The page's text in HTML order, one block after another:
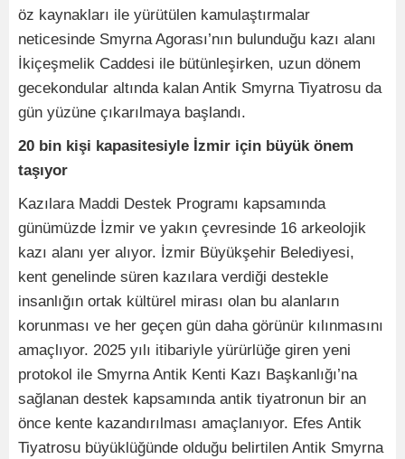
öz kaynakları ile yürütülen kamulaştırmalar
neticesinde Smyrna Agorası’nın bulunduğu kazı alanı
İkiçeşmelik Caddesi ile bütünleşirken, uzun dönem
gecekondular altında kalan Antik Smyrna Tiyatrosu da
gün yüzüne çıkarılmaya başlandı.
20 bin kişi kapasitesiyle İzmir için büyük önem
taşıyor
Kazılara Maddi Destek Programı kapsamında
günümüzde İzmir ve yakın çevresinde 16 arkeolojik
kazı alanı yer alıyor. İzmir Büyükşehir Belediyesi,
kent genelinde süren kazılara verdiği destekle
insanlığın ortak kültürel mirası olan bu alanların
korunması ve her geçen gün daha görünür kılınmasını
amaçlıyor. 2025 yılı itibariyle yürürlüğe giren yeni
protokol ile Smyrna Antik Kenti Kazı Başkanlığı’na
sağlanan destek kapsamında antik tiyatronun bir an
önce kente kazandırılması amaçlanıyor. Efes Antik
Tiyatrosu büyüklüğünde olduğu belirtilen Antik Smyrna